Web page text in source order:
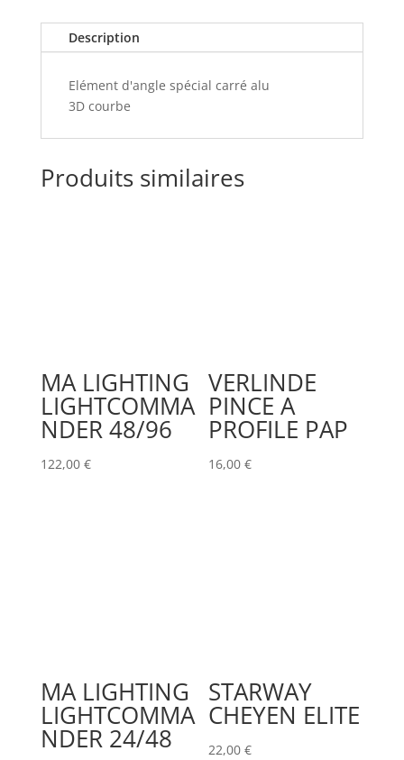
Description
Elément d'angle spécial carré alu
3D courbe
Produits similaires
MA LIGHTING
LIGHTCOMMA
NDER 48/96
122,00 €
VERLINDE
PINCE A
PROFILE PAP
16,00€
MA LIGHTING
LIGHTCOMMA
NDER 24/48
STARWAY
CHEYEN ELITE
22,00€